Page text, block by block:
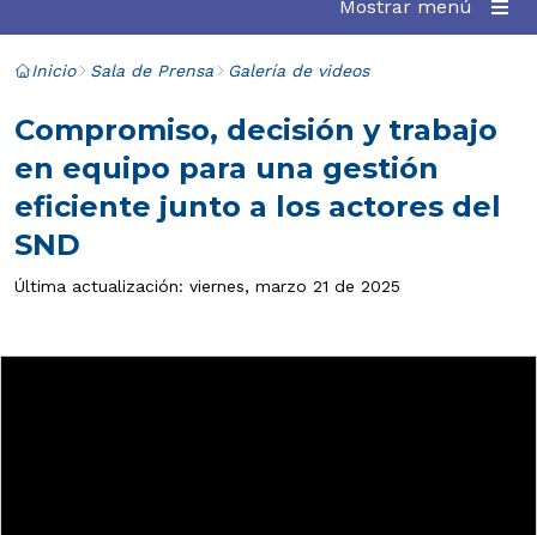
Mostrar menú
Inicio Sala de Prensa Galería de videos
Compromiso, decisión y trabajo
en equipo para una gestión
eficiente junto a los actores del
SND
Última actualización: viernes, marzo 21 de 2025